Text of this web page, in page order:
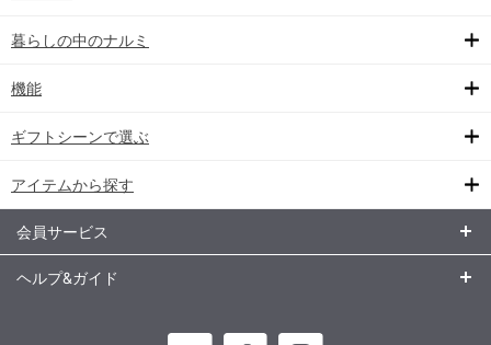
暮らしの中のナルミ
機能
ギフトシーンで選ぶ
アイテムから探す
会員サービス
ヘルプ&ガイド